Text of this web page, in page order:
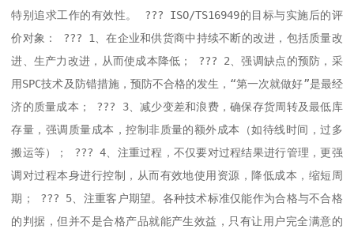
特别追求工作的有效性。 ??? ISO/TS16949的目标与实施后的评
价对象： ??? 1、在企业和供货商中持续不断的改进，包括质量改
进、生产力改进，从而使成本降低； ??? 2、强调缺点的预防，采
用SPC技术及防错措施，预防不合格的发生，“第一次就做好”是最经
济的质量成本； ??? 3、减少变差和浪费，确保存货周转及最低库
存量，强调质量成本，控制非质量的额外成本（如待线时间，过多
搬运等）； ??? 4、注重过程，不仅要对过程结果进行管理，更强
调对过程本身进行控制，从而有效地使用资源，降低成本，缩短周
期； ??? 5、注重客户期望。各种技术标准仅能作为合格与不合格
的判据，但并不是合格产品就能产生效益，只有让用户完全满意的